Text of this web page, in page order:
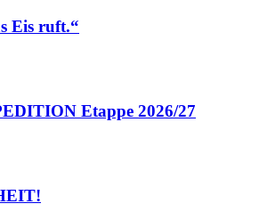
Eis ruft.“
Etappe 2026/27